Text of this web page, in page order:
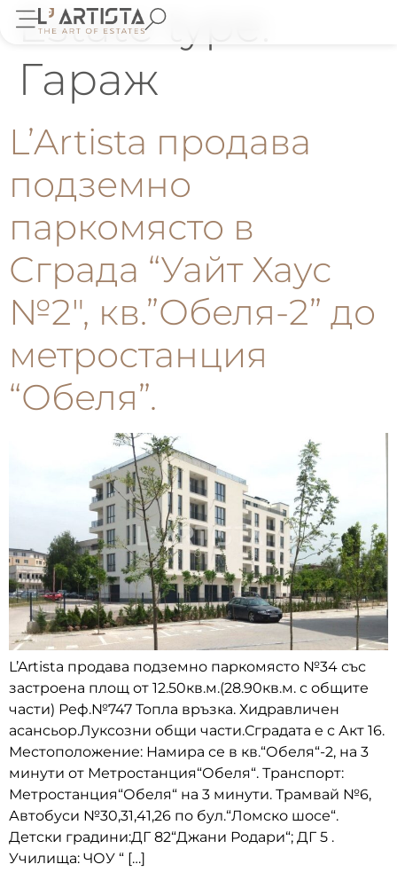
Estate type:
Гараж
L’Artista продава
подземно
паркомясто в
Сграда “Уайт Хаус
№2″, кв.”Обеля-2” до
метростанция
“Обеля”.
L’Artista продава подземно паркомясто №34 със
застроена площ от 12.50кв.м.(28.90кв.м. с общите
части) Реф.№747 Топла връзка. Хидравличен
асансьор.Луксозни общи части.Сградата е с Акт 16.
Местоположение: Намира се в кв.“Обеля“-2, на 3
минути от Метростанция“Обеля“. Транспорт:
Метростанция“Обеля“ на 3 минути. Трамвай №6,
Автобуси №30,31,41,26 по бул.“Ломско шосе“.
Детски градини:ДГ 82“Джани Родари“; ДГ 5 .
Училища: ЧОУ “ […]